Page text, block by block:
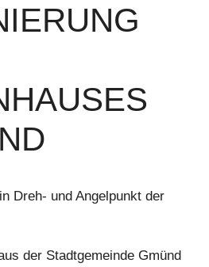
Dreh- und Angelpunkt der
der Stadtgemeinde Gmünd